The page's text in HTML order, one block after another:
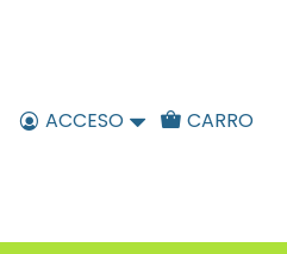
ACCESO CARRO